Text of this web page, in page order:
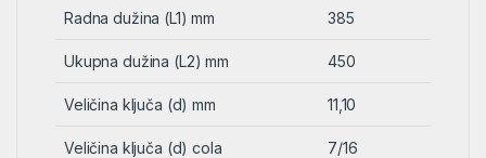
Radna dužina (L1) mm 385
Ukupna dužina (L2) mm 450
Veličina ključa (d) mm 11,10
Veličina ključa (d) cola 7/16